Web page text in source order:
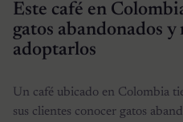
Este café en
gatos abandonados
adoptarlos
Un café ubicado en Colombia
sus clientes conocer gatos